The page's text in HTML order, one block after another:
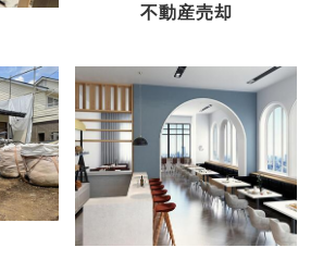
不動産売却